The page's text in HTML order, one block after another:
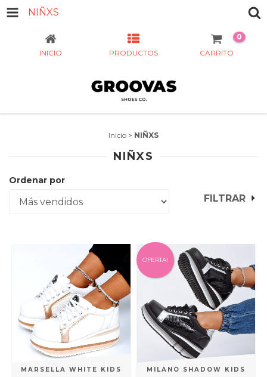
NIÑXS
INICIO PRODUCTOS CARRITO
0
Inicio > NIÑXS
NIÑXS
Ordenar por
FILTRAR
MARSELLA WHITE KIDS
OFERTA!
MILANO SHADOW KIDS